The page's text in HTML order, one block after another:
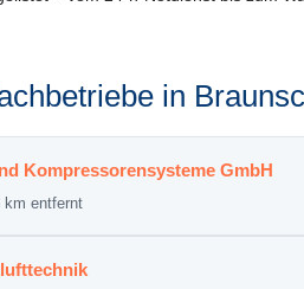
in
Kompressorensysteme GmbH
km entfernt